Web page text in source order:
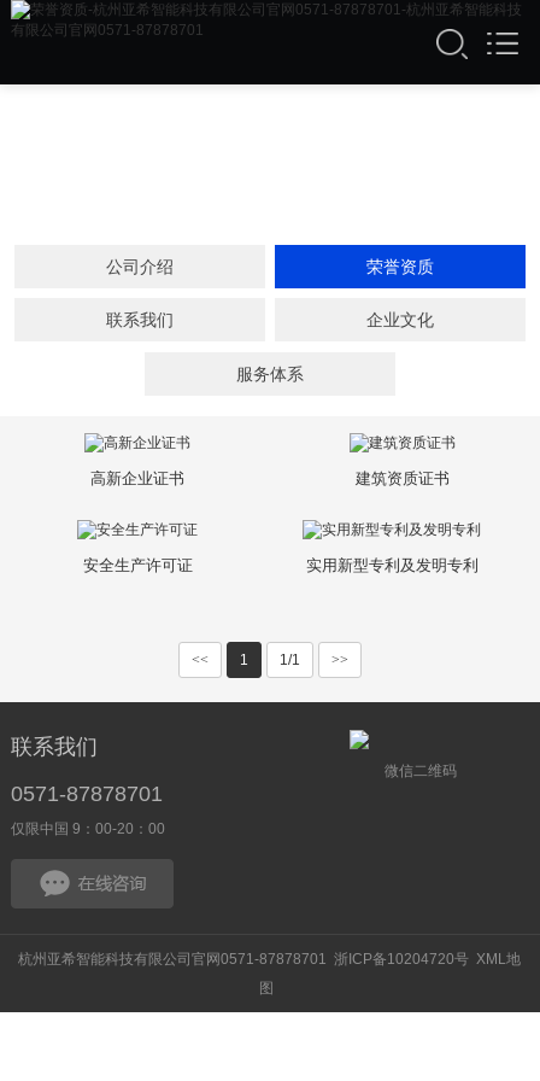
公司介绍 荣誉资质
联系我们 企业文化
服务体系
高新企业证书 建筑资质证书
安全生产许可证 实用新型专利及发明专利
<< 1 1/1 >>
联系我们
0571-87878701
仅限中国 9：00-20：00
微信二维码
杭州亚希智能科技有限公司官网0571-87878701浙ICP备10204720号 XML地
图